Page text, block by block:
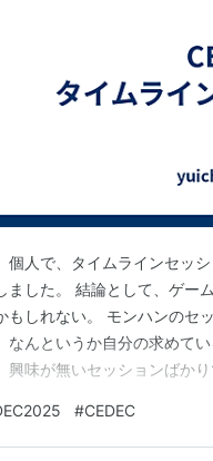
個人で、タイムラインセッ
ました。 結論として、ゲー
もしれない。 モンハンのセ
なんというか自分の求めて
興味が無いセッションばか
知りたい情報のキャッチア
上です。
#CEDEC